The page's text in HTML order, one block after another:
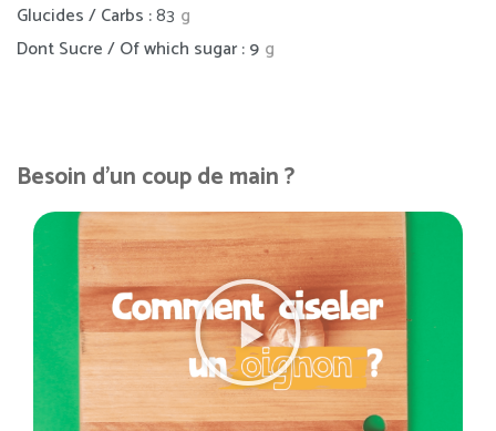
Glucides / Carbs :83 g
Dont Sucre / Of which sugar : 9 g
Besoin d'un coup de main ?